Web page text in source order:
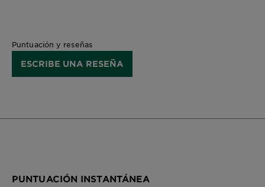
Puntuación y reseñas
ESCRIBE UNA RESEÑA
PUNTUACIÓN INSTANTÁNEA